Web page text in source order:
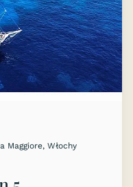
Maggiore, Włochy